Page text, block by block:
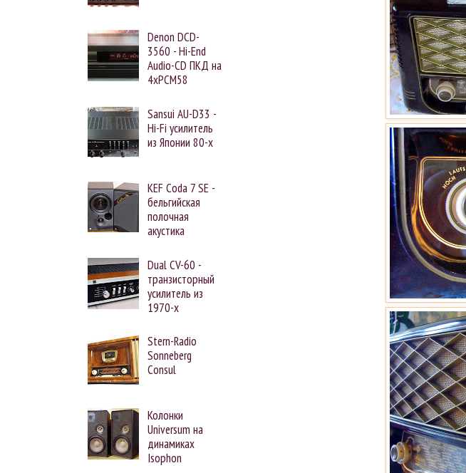
Denon DCD-
3560 - Hi-End
Audio-CD ПКД на
4xPCM58
Sansui AU-D33 -
Hi-Fi усилитель
из Японии 80-х
KEF Coda 7 SE -
бельгийская
полочная
акустика
Dual CV-60 -
транзисторный
усилитель из
1970-х
Stern-Radio
Sonneberg
Consul
Колонки
Universum на
динамиках
Isophon